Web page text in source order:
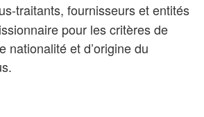
traitants, fournisseurs et entités
pour les critères de
et d’origine du